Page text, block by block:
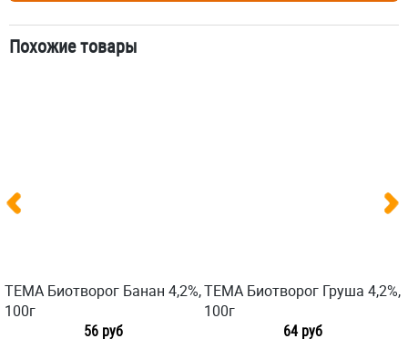
Похожие товары
ТЕМА Биотворог Банан 4,2%,
100г
56 руб
ТЕМА Биотворог Груша 4,2%,
100г
64 руб